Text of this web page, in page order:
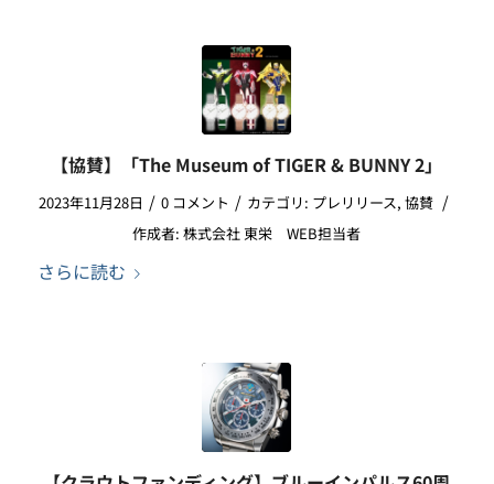
【協賛】「The Museum of TIGER & BUNNY 2」
2023年11月28日 / 0 コメント / カテゴリ: プレリリース,協賛 /
作成者:株式会社 東栄 WEB担当者
さらに読む